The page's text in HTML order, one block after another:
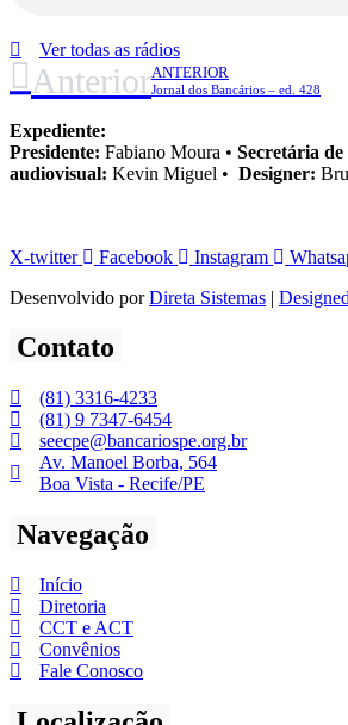
Ver todas as rádios
AnteriorANTERIOR
Jornal dos Bancários – ed. 428
Expediente:
Presidente: Fabiano Moura • Secretária
audiovisual: Kevin Miguel • Designer:
X-twitter Facebook Instagram
Desenvolvido porDireta Sistemas |
Contato
(81) 3316-4233
(81) 9 7347-6454
seecpe@bancariospe.org.br
Av. Manoel Borba, 564
Boa Vista - Recife/PE
Navegação
Início
Diretoria
CCT e ACT
Convênios
Fale Conosco